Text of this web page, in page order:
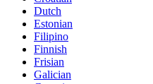
Dutch
Estonian
Filipino
Finnish
Frisian
Galician